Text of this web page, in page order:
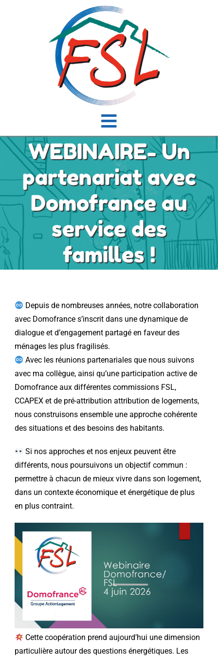
Navigation
à
bascule
Accueil
Actualités
Présentation
FSL sur le territoire
Contact/Formulaires
Foire Aux Questions
WEBINAIRE- Un
partenariat avec
Domofrance au
service des
familles !
Depuis de nombreuses années, notre collaboration
avec Domofrance s’inscrit dans une dynamique de
dialogue et d’engagement partagé en faveur des
ménages les plus fragilisés.
Avec les réunions partenariales que nous suivons
avec ma collègue, ainsi qu’une participation active de
Domofrance aux différentes commissions FSL,
CCAPEX et de pré-attribution attribution de logements,
nous construisons ensemble une approche cohérente
des situations et des besoins des habitants.
Si nos approches et nos enjeux peuvent être
différents, nous poursuivons un objectif commun :
permettre à chacun de mieux vivre dans son logement,
dans un contexte économique et énergétique de plus
en plus contraint.
Cette coopération prend aujourd’hui une dimension
particulière autour des questions énergétiques. Les